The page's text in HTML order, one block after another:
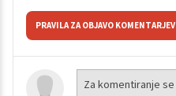
PRAVILA ZA OBJAVO KOMENTARJEV